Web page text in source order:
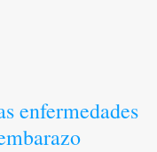
enfermedades